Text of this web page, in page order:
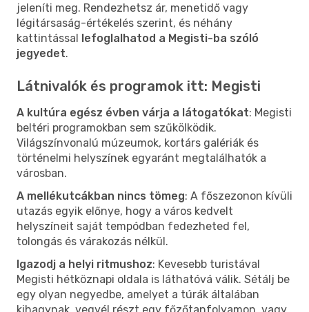
jeleníti meg. Rendezhetsz ár, menetidő vagy
légitársaság-értékelés szerint, és néhány
kattintással lefoglalhatod a Megisti-ba szóló
jegyedet.
Látnivalók és programok itt: Megisti
A kultúra egész évben várja a látogatókat: Megisti
beltéri programokban sem szűkölködik.
Világszínvonalú múzeumok, kortárs galériák és
történelmi helyszínek egyaránt megtalálhatók a
városban.
A mellékutcákban nincs tömeg: A főszezonon kívüli
utazás egyik előnye, hogy a város kedvelt
helyszíneit saját tempódban fedezheted fel,
tolongás és várakozás nélkül.
Igazodj a helyi ritmushoz: Kevesebb turistával
Megisti hétköznapi oldala is láthatóvá válik. Sétálj be
egy olyan negyedbe, amelyet a túrák általában